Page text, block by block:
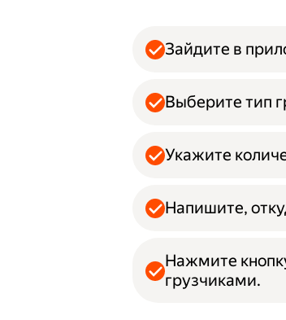
Зайдите в
Выберите тип
Укажите
Напишите,
Нажмите
грузчиками.